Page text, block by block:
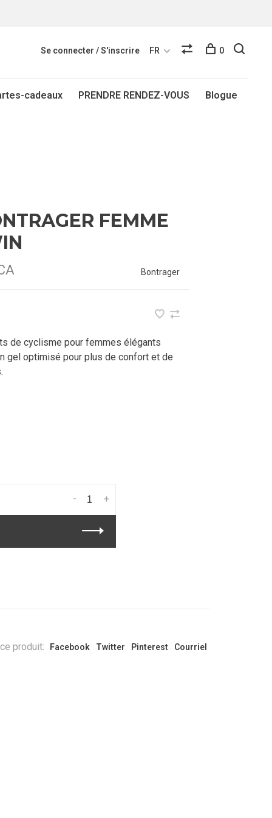
cadeaux PRENDRE RENDEZ-VOUS Blogue
Se connecter / S'inscrire FR 0
FEMME
Bontrager
de cyclisme pour femmes élégants
gel optimisé pour plus de confort et de
+
-
produit: Facebook Twitter Pinterest Courriel